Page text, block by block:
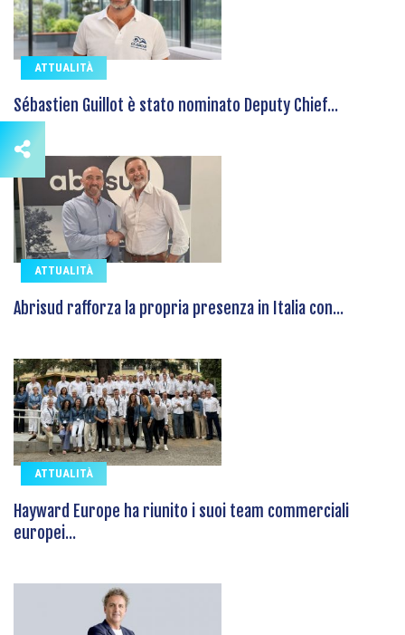
ATTUALITÀ
Sébastien Guillot è stato nominato Deputy Chief...
ATTUALITÀ
Abrisud rafforza la propria presenza in Italia con...
ATTUALITÀ
Hayward Europe ha riunito i suoi team commerciali
europei...